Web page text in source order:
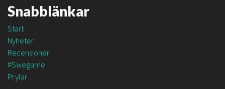
Snabblänkar
Start
Nyheter
Recensioner
#Swegame
Prylar